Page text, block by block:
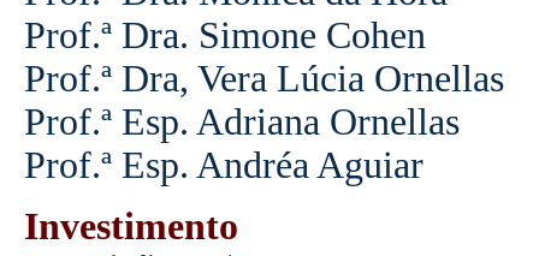
Prof.ª Dra. Simone Cohen
Prof.ª Dra, Vera Lúcia Ornellas
Prof.ª Esp. Adriana Ornellas
Prof.ª Esp. Andréa Aguiar
Investimento